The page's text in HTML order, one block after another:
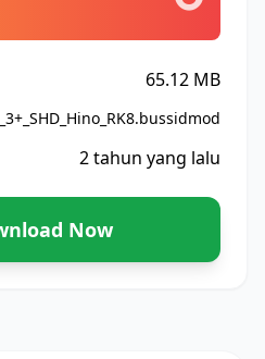
65.12 MB
2 tahun yang lalu
Now